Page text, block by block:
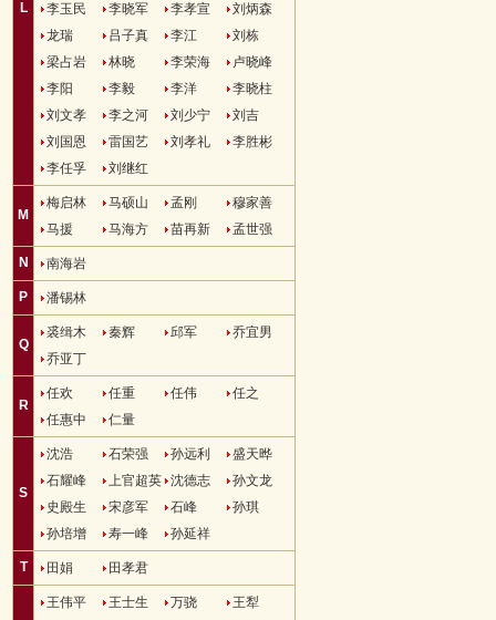
L
李玉民
李晓军 李孝宣
刘炳森
龙瑞
吕子真 李江
刘栋
梁占岩
林晓 李荣海
卢晓峰
李阳
李毅 李洋
李晓柱
刘文孝
李之河 刘少宁
刘吉
刘国恩
雷国艺 刘孝礼
李胜彬
李任孚
刘继红
M
梅启林 马硕山 孟刚
穆家善
马援
马海方 苗再新 孟世强
N 南海岩
P 潘锡林
Q
裘缉木 秦辉 邱军
乔宜男
乔亚丁
R
任欢 任重 任伟
任之
任惠中
仁量
S
沈浩 石荣强 孙远利
盛天晔
石耀峰
上官超英 沈德志
孙文龙
史殿生
宋彦军 石峰
孙琪
孙培增
寿一峰 孙延祥
T 田娟 田孝君
王伟平 王士生 万骁
王犁